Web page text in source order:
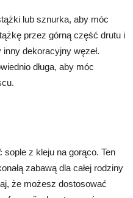
lub sznurka, aby móc
przez górną część drutu i
dekoracyjny węzeł.
długa, aby móc
z kleju na gorąco. Ten
zabawą dla całej rodziny
że możesz dostosować